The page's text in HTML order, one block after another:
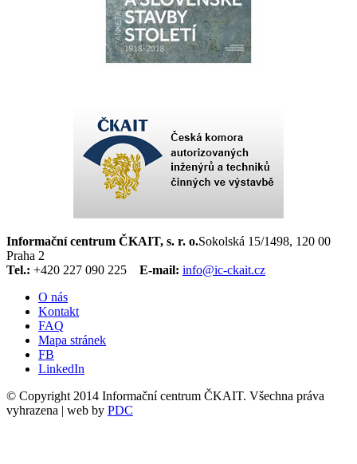
Informační centrum ČKAIT, s. r. o.Sokolská 15/1498, 120 00
Praha 2
Tel.: +420 227 090 225 E-mail: info@ic-ckait.cz
O nás
Kontakt
FAQ
Mapa stránek
FB
LinkedIn
© Copyright 2014 Informační centrum ČKAIT. Všechna práva
vyhrazena | web by PDC